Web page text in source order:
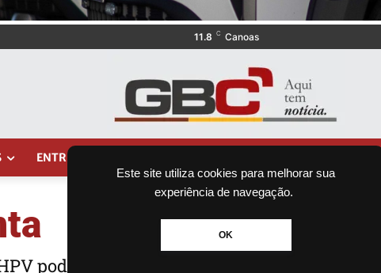
Este site utiliza cookies para melhorar sua
experiência de navegação.
OK
11.8 C Canoas
ENTRETENIMENTO
pode levar ao câncer? Empresário